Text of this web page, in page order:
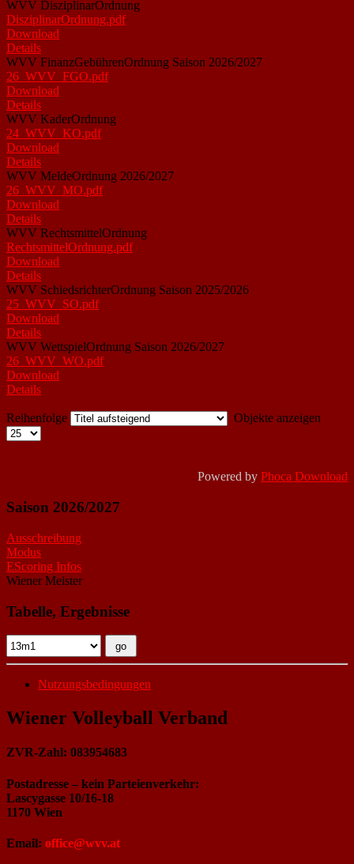
WVV DisziplinarOrdnung
DisziplinarOrdnung.pdf
Download
Details
WVV FinanzGebührenOrdnung Saison 2026/2027
26_WVV_FGO.pdf
Download
Details
WVV KaderOrdnung
24_WVV_KO.pdf
Download
Details
WVV MeldeOrdnung 2026/2027
26_WVV_MO.pdf
Download
Details
WVV RechtsmittelOrdnung
RechtsmittelOrdnung.pdf
Download
Details
WVV SchiedsrichterOrdnung Saison 2025/2026
25_WVV_SO.pdf
Download
Details
WVV WettspielOrdnung Saison 2026/2027
26_WVV_WO.pdf
Download
Details
Reihenfolge Objekte anzeigen
Powered by Phoca Download
Saison 2026/2027
Ausschreibung
Modus
EScoring Infos
Wiener Meister
Tabelle, Ergebnisse
Nutzungsbedingungen
Wiener Volleyball Verband
ZVR-Zahl: 083954683
Postadresse – kein Parteienverkehr:
Lascygasse 10/16-18
1170 Wien
Email: office@wvv.at